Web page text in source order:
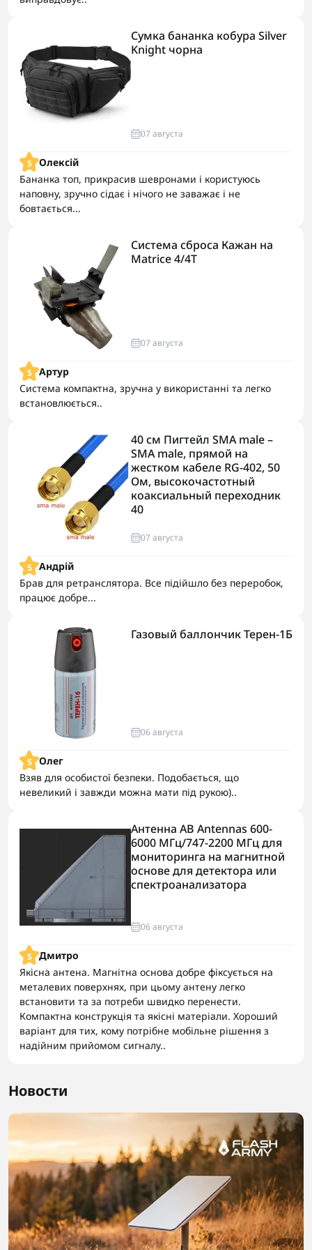
Сумка бананка кобура Silver
Knight чорна
07 августа
5
Олексій
Бананка топ, прикрасив шевронами і користуюсь
наповну, зручно сідає і нічого не заважає і не
бовтається...
Система сброса Кажан на
Matrice 4/4T
07 августа
5
Артур
Система компактна, зручна у використанні та легко
встановлюється..
40 см Пигтейл SMA male –
SMA male, прямой на
жестком кабеле RG-402, 50
Ом, высокочастотный
коаксиальный переходник
40
07 августа
5
Андрій
Брав для ретранслятора. Все підійшло без переробок,
працює добре...
Газовый баллончик Терен-1Б
06 августа
5
Олег
Взяв для особистої безпеки. Подобається, що
невеликий і завжди можна мати під рукою)..
Антенна AB Antennas 600-
6000 МГц/747-2200 МГц для
мониторинга на магнитной
основе для детектора или
спектроанализатора
06 августа
5
Дмитро
Якісна антена. Магнітна основа добре фіксується на
металевих поверхнях, при цьому антену легко
встановити та за потреби швидко перенести.
Компактна конструкція та якісні матеріали. Хороший
варіант для тих, кому потрібне мобільне рішення з
надійним прийомом сигналу..
Новости